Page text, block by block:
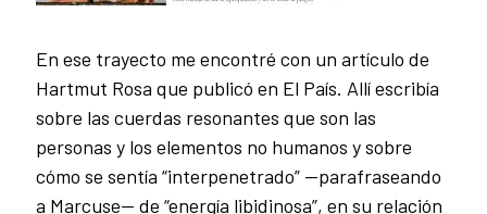
En ese trayecto me encontré con un artículo de
Hartmut Rosa que publicó en El País. Allí escribía
sobre las cuerdas resonantes que son las
personas y los elementos no humanos y sobre
cómo se sentía “interpenetrado” —parafraseando
a Marcuse— de “energía libidinosa”, en su relación